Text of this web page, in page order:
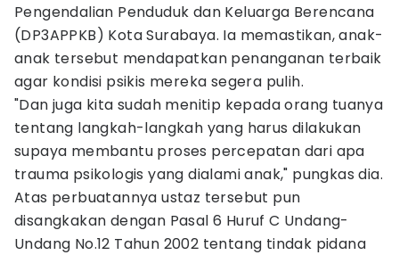
Pengendalian Penduduk dan Keluarga Berencana
(DP3APPKB) Kota Surabaya. Ia memastikan, anak-
anak tersebut mendapatkan penanganan terbaik
agar kondisi psikis mereka segera pulih.
"Dan juga kita sudah menitip kepada orang tuanya
tentang langkah-langkah yang harus dilakukan
supaya membantu proses percepatan dari apa
trauma psikologis yang dialami anak," pungkas dia.
Atas perbuatannya ustaz tersebut pun
disangkakan dengan Pasal 6 Huruf C Undang-
Undang No.12 Tahun 2002 tentang tindak pidana